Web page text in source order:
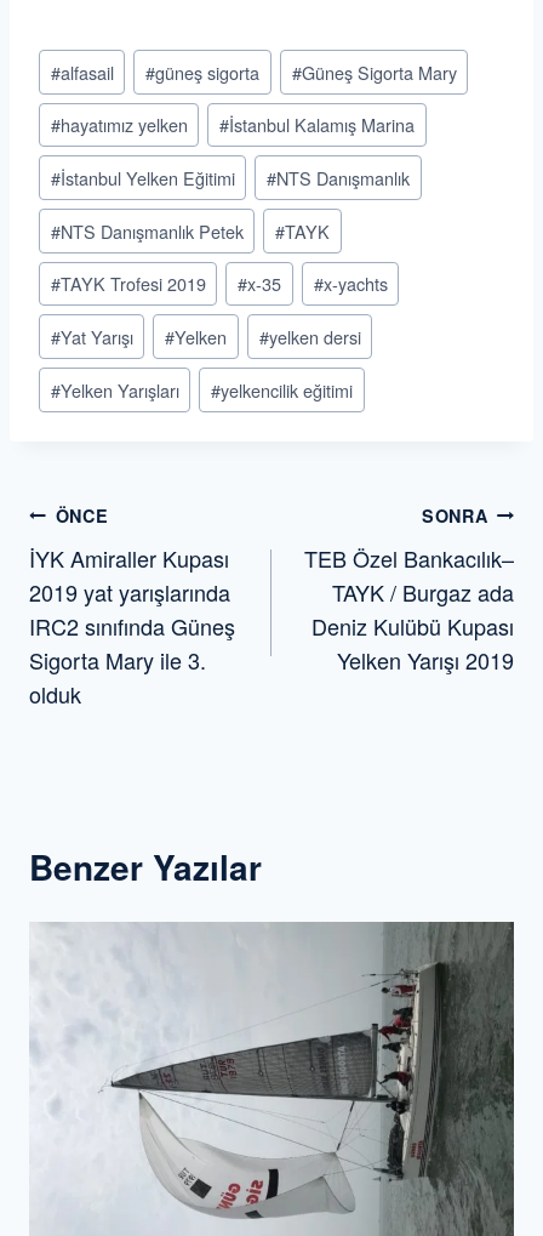
Post
Tags:
#alfasail #güneş sigorta #Güneş Sigorta Mary
#hayatımız yelken #İstanbul Kalamış Marina
#İstanbul Yelken Eğitimi #NTS Danışmanlık
#NTS Danışmanlık Petek #TAYK
#TAYK Trofesi 2019 #x-35 #x-yachts
#Yat Yarışı #Yelken #yelken dersi
#Yelken Yarışları #yelkencilik eğitimi
Yazı
gezinmesi
ÖNCE
İYK Amiraller Kupası
2019 yat yarışlarında
IRC2 sınıfında Güneş
Sigorta Mary ile 3.
olduk
SONRA
TEB Özel Bankacılık–
TAYK / Burgaz ada
Deniz Kulübü Kupası
Yelken Yarışı 2019
Benzer Yazılar